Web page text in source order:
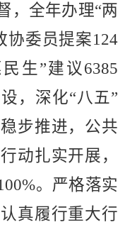
，全年办理“两
协委员提案124
生 ”建议 6385
，深化“八五”
步推进，公共
动扎实开展，
。严格落实
真履行重大行